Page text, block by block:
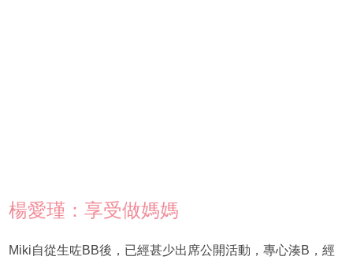
楊愛瑾：享受做媽媽
Miki自從生咗BB後，已經甚少出席公開活動，專心湊B，經